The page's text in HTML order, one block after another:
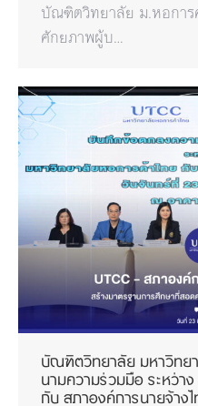
บัณฑิตวิทยาลัย ม.หอการ
ศักยภาพผู้บ…
บัณฑิตวิทยาลัย มหาวิทย
นามความร่วมมือ ระหว่า
กับ สภาองค์การนายจ้าง